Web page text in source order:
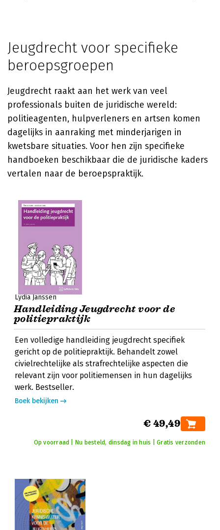
Jeugdrecht voor specifieke
beroepsgroepen
Jeugdrecht raakt aan het werk van veel
professionals buiten de juridische wereld:
politieagenten, hulpverleners en artsen komen
dagelijks in aanraking met minderjarigen in
kwetsbare situaties. Voor hen zijn specifieke
handboeken beschikbaar die de juridische kaders
vertalen naar de beroepspraktijk.
Lydia Janssen
Handleiding Jeugdrecht voor de
politiepraktijk
Een volledige handleiding jeugdrecht specifiek
gericht op de politiepraktijk. Behandelt zowel
civielrechtelijke als strafrechtelijke aspecten die
relevant zijn voor politiemensen in hun dagelijks
werk. Bestseller.
Boek bekijken
€ 49,49
Op voorraad | Nu besteld, dinsdag in huis | Gratis verzonden